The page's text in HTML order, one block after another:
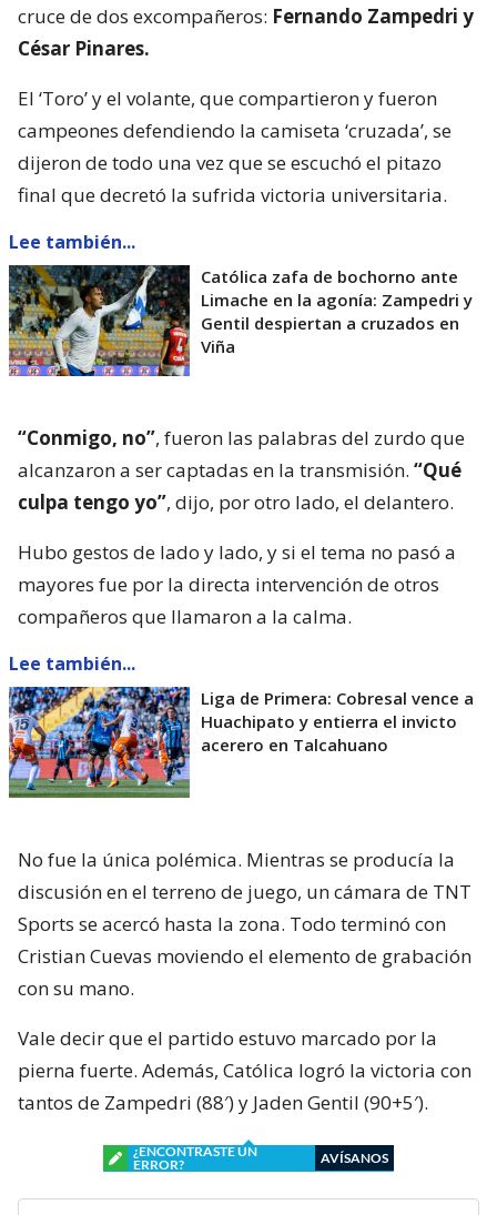
cruce de dos excompañeros: Fernando Zampedri y
César Pinares.
El ‘Toro’ y el volante, que compartieron y fueron
campeones defendiendo la camiseta ‘cruzada’, se
dijeron de todo una vez que se escuchó el pitazo
final que decretó la sufrida victoria universitaria.
Lee también...
Católica zafa de bochorno ante
Limache en la agonía: Zampedri y
Gentil despiertan a cruzados en
Viña
“Conmigo, no”, fueron las palabras del zurdo que
alcanzaron a ser captadas en la transmisión. “Qué
culpa tengo yo”, dijo, por otro lado, el delantero.
Hubo gestos de lado y lado, y si el tema no pasó a
mayores fue por la directa intervención de otros
compañeros que llamaron a la calma.
Lee también...
Liga de Primera: Cobresal vence a
Huachipato y entierra el invicto
acerero en Talcahuano
No fue la única polémica. Mientras se producía la
discusión en el terreno de juego, un cámara de TNT
Sports se acercó hasta la zona. Todo terminó con
Cristian Cuevas moviendo el elemento de grabación
con su mano.
Vale decir que el partido estuvo marcado por la
pierna fuerte. Además, Católica logró la victoria con
tantos de Zampedri (88′) y Jaden Gentil (90+5′).
¿ENCONTRASTE UN
ERROR?
AVÍSANOS